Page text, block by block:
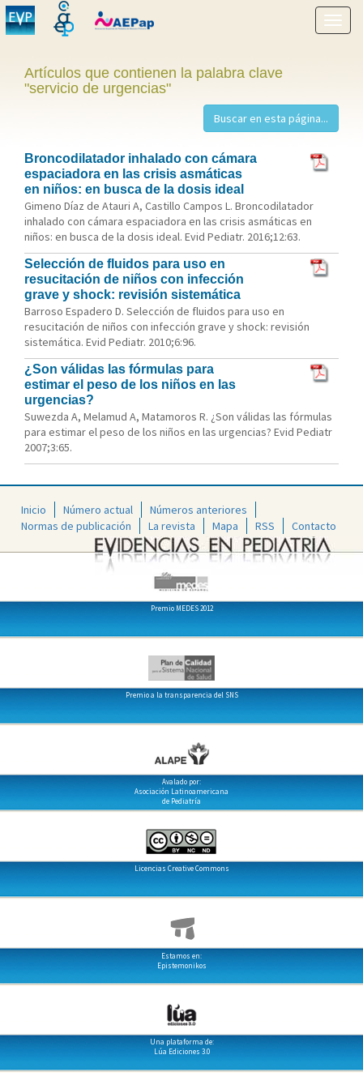
menú
Artículos que contienen la palabra clave
"servicio de urgencias"
Broncodilatador inhalado con cámara
espaciadora en las crisis asmáticas
en niños: en busca de la dosis ideal
Gimeno Díaz de Atauri A, Castillo Campos L. Broncodilatador
inhalado con cámara espaciadora en las crisis asmáticas en
niños: en busca de la dosis ideal. Evid Pediatr. 2016;12:63.
Selección de fluidos para uso en
resucitación de niños con infección
grave y shock: revisión sistemática
Barroso Espadero D. Selección de fluidos para uso en
resucitación de niños con infección grave y shock: revisión
sistemática. Evid Pediatr. 2010;6:96.
¿Son válidas las fórmulas para
estimar el peso de los niños en las
urgencias?
Suwezda A, Melamud A, Matamoros R. ¿Son válidas las fórmulas
para estimar el peso de los niños en las urgencias? Evid Pediatr
2007;3:65.
Inicio Número actual
Números anteriores
Normas de publicación
La revista Mapa RSS Contacto
Premio MEDES 2012
Premio a la transparencia del SNS
Avalado por:
Asociación Latinoamericana
de Pediatría
Licencias Creative Commons
Estamos en:
Epistemonikos
Una plataforma de:
Lúa Ediciones 3.0